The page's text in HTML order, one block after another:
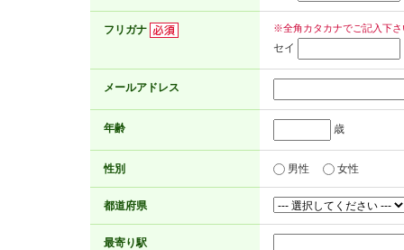
フリガナ ※全角カタカナでご記入下さ
セイ
メールアドレス
年齢 歳
性別 男性 女性
都道府県
最寄り駅